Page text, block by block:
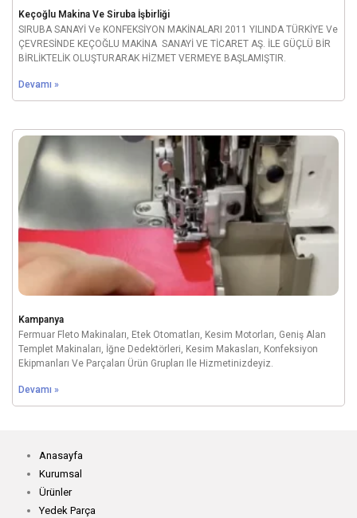
Keçoğlu Makina Ve Siruba İşbirliği
SIRUBA SANAYİ Ve KONFEKSİYON MAKİNALARI 2011 YILINDA TÜRKİYE Ve
ÇEVRESİNDE KEÇOĞLU MAKİNA SANAYİ VE TİCARET AŞ. İLE GÜÇLÜ BİR
BİRLİKTELİK OLUŞTURARAK HİZMET VERMEYE BAŞLAMIŞTIR.
Devamı »
Kampanya
Fermuar Fleto Makinaları, Etek Otomatları, Kesim Motorları, Geniş Alan
Templet Makinaları, İğne Dedektörleri, Kesim Makasları, Konfeksiyon
Ekipmanları Ve Parçaları Ürün Grupları Ile Hizmetinizdeyiz.
Devamı »
Anasayfa
Kurumsal
Ürünler
Yedek Parça